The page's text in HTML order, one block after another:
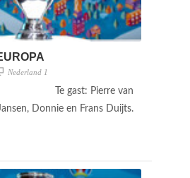
Nederland 1
Te gast: Pierre van
Donnie en Frans Duijts.